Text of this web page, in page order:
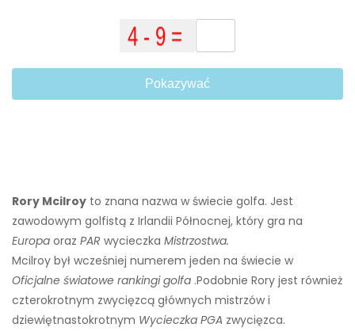
Pokazywać
Rory Mcilroy to znana nazwa w świecie golfa. Jest
zawodowym golfistą z Irlandii Północnej, który gra na
Europa oraz PAR wycieczka Mistrzostwa.
Mcilroy był wcześniej numerem jeden na świecie w
Oficjalne światowe rankingi golfa .Podobnie Rory jest również
czterokrotnym zwycięzcą głównych mistrzów i
dziewiętnastokrotnym Wycieczka PGA zwycięzca.